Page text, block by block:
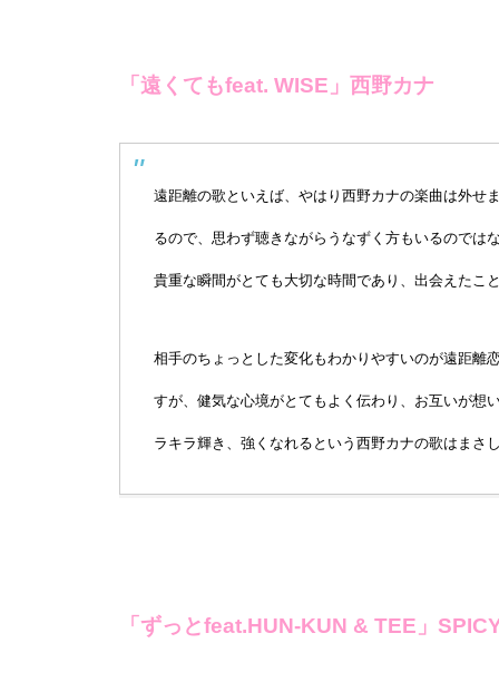
「遠くてもfeat. WISE」西野カナ
遠距離の歌といえば、やはり西野カナの楽曲は外せ
るので、思わず聴きながらうなずく方もいるのでは
貴重な瞬間がとても大切な時間であり、出会えたこ
相手のちょっとした変化もわかりやすいのが遠距離
すが、健気な心境がとてもよく伝わり、お互いが想
ラキラ輝き、強くなれるという西野カナの歌はまさ
「ずっとfeat.HUN-KUN & TEE」